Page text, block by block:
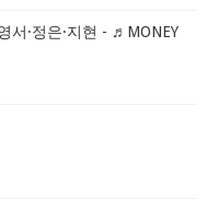
서·정은·지현 - ♬MONEY